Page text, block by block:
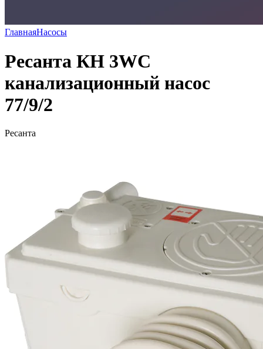
ГлавнаяНасосы
Ресанта КН 3WC
канализационный насос
77/9/2
Ресанта